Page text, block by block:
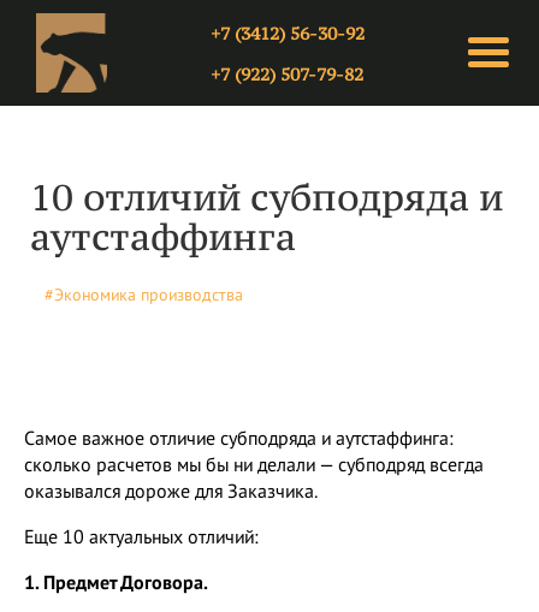
+7 (3412) 56-30-92
+7 (922) 507-79-82
10 отличий субподряда и
аутстаффинга
#Экономика производства
Самое важное отличие субподряда и аутстаффинга:
сколько расчетов мы бы ни делали — субподряд всегда
оказывался дороже для Заказчика.
Еще 10 актуальных отличий:
1. Предмет Договора.